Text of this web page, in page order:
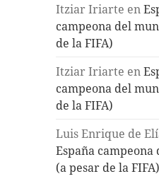
Itziar Iriarte en
campeona del
de la FIFA)
Itziar Iriarte en
campeona del
de la FIFA)
Luis Enrique de
España
(a pesar de la FIFA)